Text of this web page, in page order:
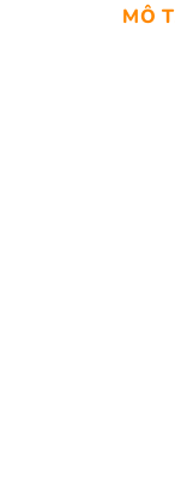
MÔ